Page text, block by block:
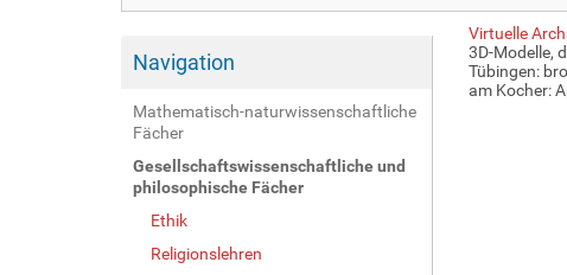
Navigation
Mathematisch-naturwissenschaftliche
Fächer
Gesellschaftswissenschaftliche und
philosophische Fächer
Ethik
Religionslehren
Virtuelle
3D-Modelle,
Tübingen:
am Kocher: